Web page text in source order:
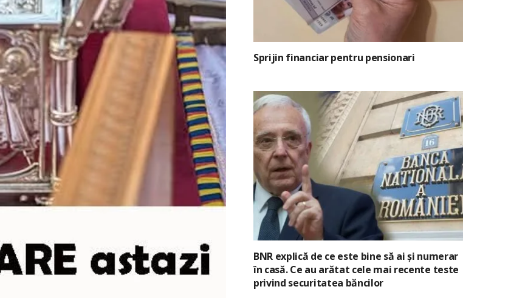
Sprijin financiar pentru pensionari
BNR explică de ce este bine să ai și numerar
în casă. Ce au arătat cele mai recente teste
privind securitatea băncilor